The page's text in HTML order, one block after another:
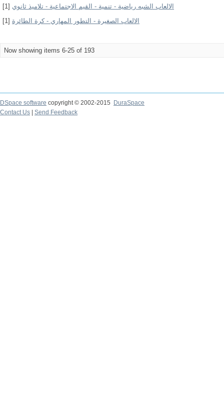
الالعاب الشبه رياضية - تنمية - القيم الاجتماعية - تلاميذ ثانوي [1]
الالعاب الصغيرة - التطور المهاري - كرة الطائرة [1]
Now showing items 6-25 of 193
DSpace software copyright © 2002-2015
DuraSpace
Contact Us
Send Feedback